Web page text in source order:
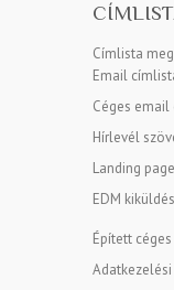
Címlista
Email
Céges
Hírlevél
Landing
EDM
Épített